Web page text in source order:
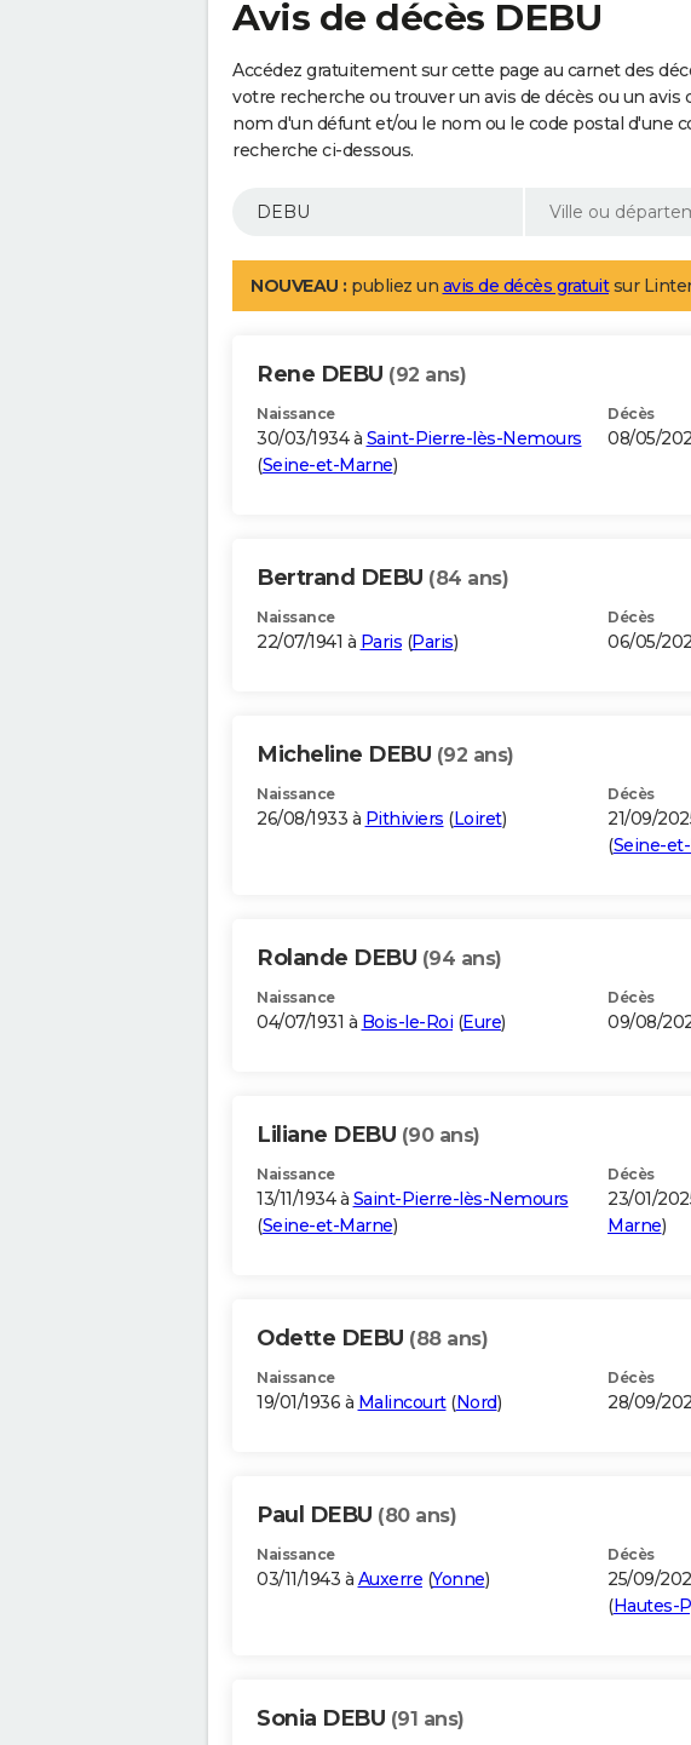
Avis de décès DEBU
Accédez gratuitement sur cette page au carnet des
votre recherche ou trouver un avis de décès ou un
nom d'un défunt et/ou le nom ou le code postal d'une
recherche ci-dessous.
NOUVEAU : publiez un avis de décès gratuitsur
Rene DEBU (92 ans)
Naissance
30/03/1934 à Saint-Pierre-lès-Nemours
(Seine-et-Marne)
Décès
08/05/
Bertrand DEBU (84 ans)
Naissance
22/07/1941 à Paris (Paris)
Décès
06/05/
Micheline DEBU (92 ans)
Naissance
26/08/1933 à Pithiviers (Loiret)
Décès
21/09/
(Seine-
Rolande DEBU (94 ans)
Naissance
04/07/1931 à Bois-le-Roi (Eure)
Décès
09/08/
Liliane DEBU (90 ans)
Naissance
13/11/1934 à Saint-Pierre-lès-Nemours
(Seine-et-Marne)
Décès
23/01/
Marne)
Odette DEBU (88 ans)
Naissance
19/01/1936 à Malincourt(Nord)
Décès
28/09/
Paul DEBU (80 ans)
Naissance
03/11/1943 à Auxerre (Yonne)
Décès
25/09/
(Hautes-
Sonia DEBU (91 ans)